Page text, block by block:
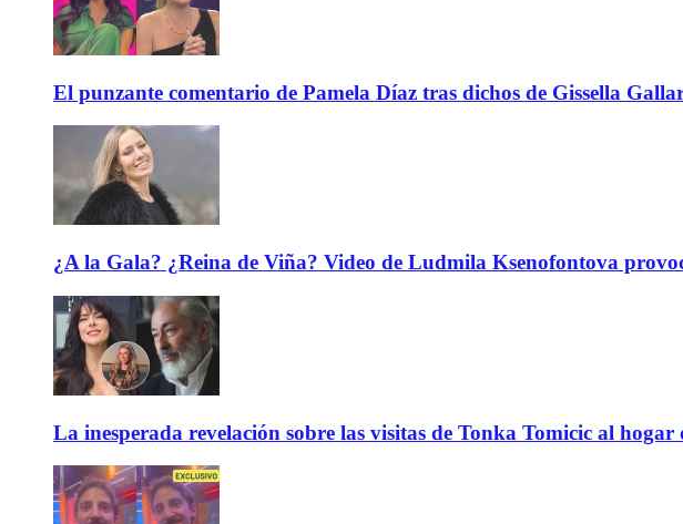
El punzante comentario de Pamela Díaz tras dichos de Gissella
¿A la Gala? ¿Reina de Viña? Video de Ludmila Ksenofontova
La inesperada revelación sobre las visitas de Tonka Tomicic al